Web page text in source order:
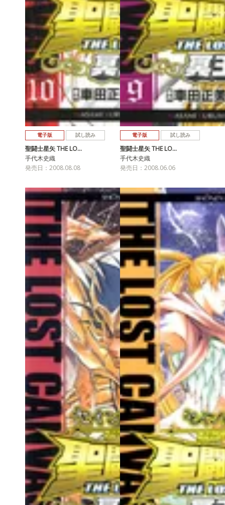
電子版 試し読み
聖闘士星矢 THE LO…
手代木史織
発売日：2008.08.08
電子版 試し読み
聖闘士星矢 THE LO…
手代木史織
発売日：2008.06.06